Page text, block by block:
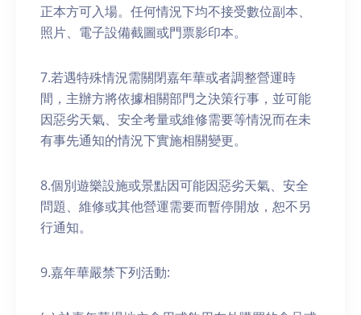
正本方可入場。任何情況下均不接受數位副本、
照片、電子設備截圖或門票影印本。
7.若遇特殊情況需關閉嘉年華或者調整營運時
間，主辦方將依據相關部門之決策行事，並可能
因惡劣天氣、安全考量或維修需要等情況而在未
有事先通知的情況下實施相關變更。
8.個別遊樂設施或景點因可能因惡劣天氣、安全
問題、維修或其他營運需要而暫停開放，恕不另
行通知。
9.嘉年華嚴禁下列活動: